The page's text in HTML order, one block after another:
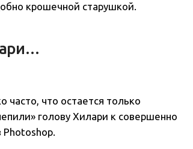
крошечной старушкой.
часто, что остается только
голову Хилари к совершенно
Photoshop.